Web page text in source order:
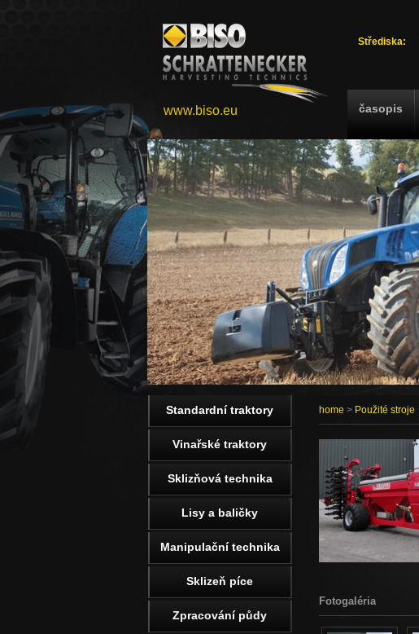
Střediska:
časopis
www.biso.eu
home > Použité stroje
Fotogaléria
Standardní traktory
Vinařské traktory
Sklizňová technika
Lisy a baličky
Manipulační technika
Sklizeň píce
Zpracování půdy